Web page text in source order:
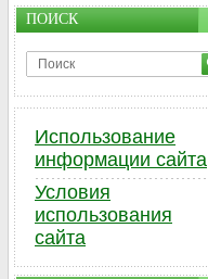
ПОИСК
Использование
информации сайта
Условия
использования
сайта